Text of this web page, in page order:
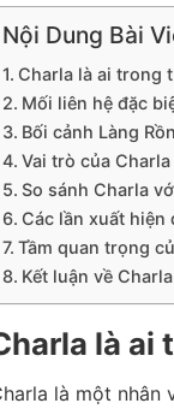
Nội Dung Bài
Charla là ai trong
Mối liên hệ đặc
Bối cảnh Làng
Vai trò của
So sánh Charla
Các lần xuất hiện
Tầm quan trọng
Kết luận về Charla
là ai
là một nhân